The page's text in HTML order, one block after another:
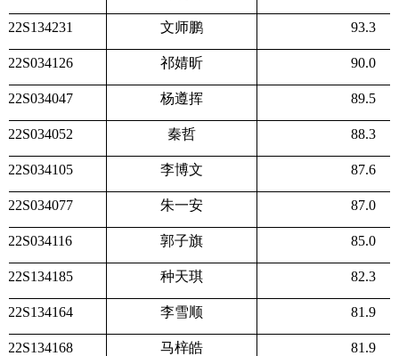
22S134231 文师鹏 93.3
22S034126 祁婧昕 90.0
22S034047 杨遵挥 89.5
22S034052 秦哲 88.3
22S034105 李博文 87.6
22S034077 朱一安 87.0
22S034116 郭子旗 85.0
22S134185 种天琪 82.3
22S134164 李雪顺 81.9
22S134168 马梓皓 81.9